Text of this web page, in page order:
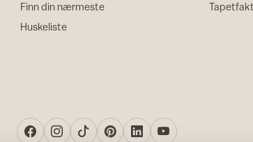
Finn din nærmeste
Huskeliste